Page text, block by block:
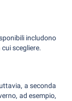
includono
scegliere.
a seconda
ad esempio,